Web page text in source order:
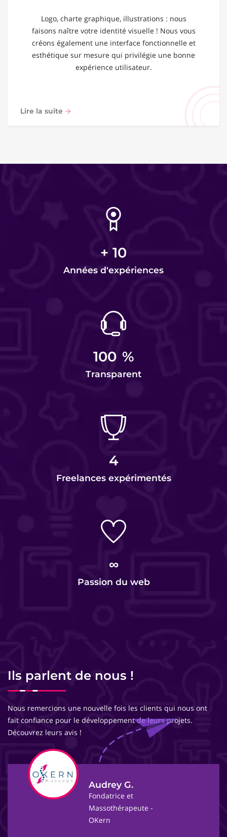
Logo, charte graphique, illustrations : nous
faisons naître votre identité visuelle ! Nous vous
créons également une interface fonctionnelle et
esthétique sur mesure qui privilégie une bonne
expérience utilisateur.
Lire la suite
+ 10
Années d'expériences
100 %
Transparent
4
Freelances expérimentés
∞
Passion du web
Ils parlent de nous !
Nous remercions une nouvelle fois les clients qui nous ont
fait confiance pour le développement de leurs projets.
Découvrez leurs avis !
Audrey G.
Fondatrice et
Massothérapeute -
OKern